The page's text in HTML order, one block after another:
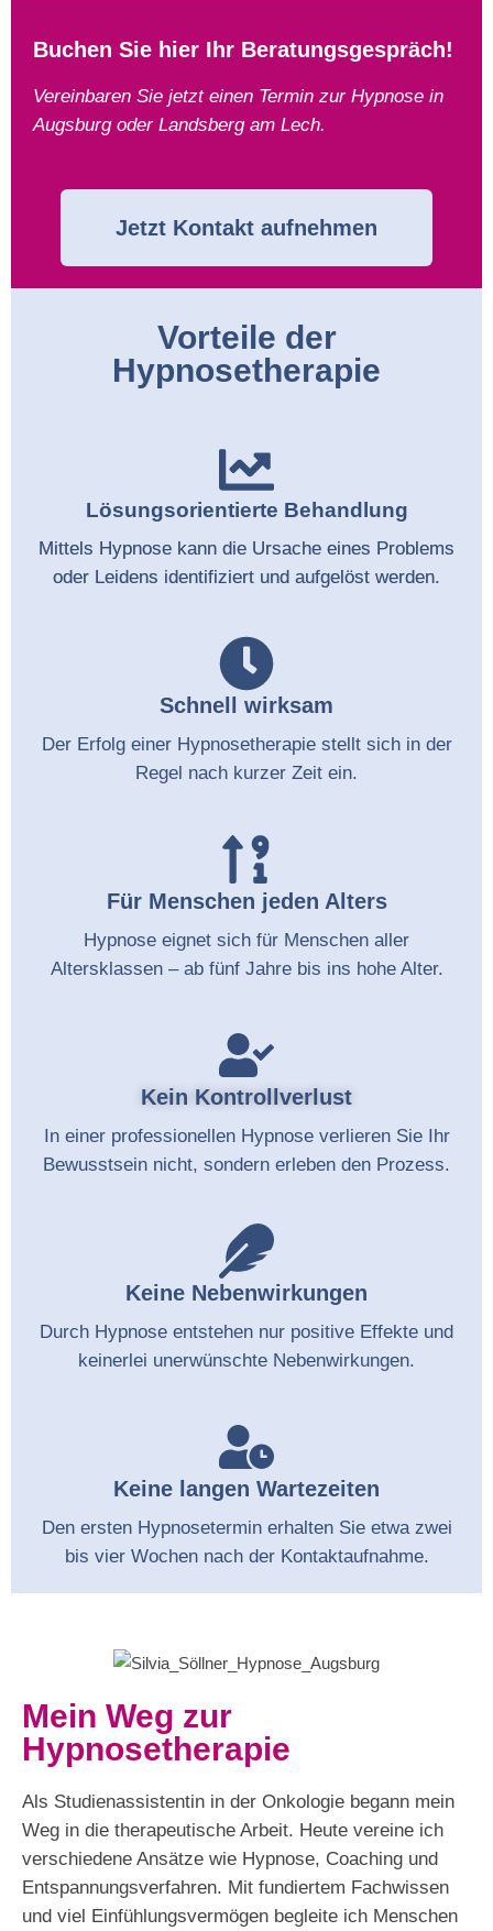
Buchen Sie hier Ihr Beratungsgespräch!
Vereinbaren Sie jetzt einen Termin zur Hypnose in
Augsburg oder Landsberg am Lech.
Jetzt Kontakt aufnehmen
Vorteile der
Hypnosetherapie
Lösungsorientierte Behandlung
Mittels Hypnose kann die Ursache eines Problems
oder Leidens identifiziert und aufgelöst werden.
Schnell wirksam
Der Erfolg einer Hypnosetherapie stellt sich in der
Regel nach kurzer Zeit ein.
Für Menschen jeden Alters
Hypnose eignet sich für Menschen aller
Altersklassen – ab fünf Jahre bis ins hohe Alter.
Kein Kontrollverlust
In einer professionellen Hypnose verlieren Sie Ihr
Bewusstsein nicht, sondern erleben den Prozess.
Keine Nebenwirkungen
Durch Hypnose entstehen nur positive Effekte und
keinerlei unerwünschte Nebenwirkungen.
Keine langen Wartezeiten
Den ersten Hypnosetermin erhalten Sie etwa zwei
bis vier Wochen nach der Kontaktaufnahme.
Mein Weg zur
Hypnosetherapie
Als Studienassistentin in der Onkologie begann mein
Weg in die therapeutische Arbeit. Heute vereine ich
verschiedene Ansätze wie Hypnose, Coaching und
Entspannungsverfahren. Mit fundiertem Fachwissen
und viel Einfühlungsvermögen begleite ich Menschen